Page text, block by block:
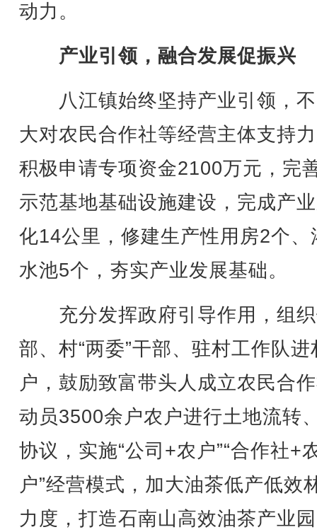
动力。
产业引领，融合发展促振兴
八江镇始终坚持产业引领，
大对农民合作社等经营主体支持
积极申请专项资金2100万元，完
示范基地基础设施建设，完成产
化14公里，修建生产性用房2个、
水池5个，夯实产业发展基础。
充分发挥政府引导作用，组
部、村“两委”干部、驻村工作队进
户，鼓励致富带头人成立农民合
动员3500余户农户进行土地流转
协议，实施“公司+农户”“合作社+
户”经营模式，加大油茶低产低效
力度，打造石南山高效油茶产业